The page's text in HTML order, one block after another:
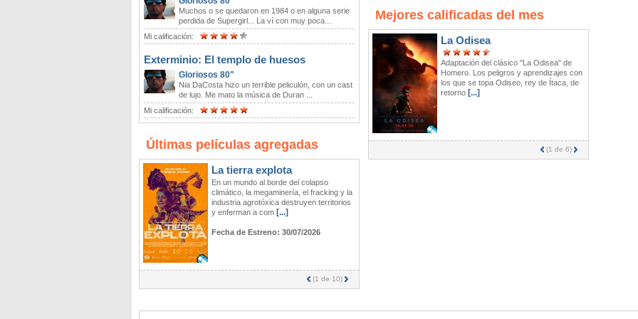
Muchos o se quedaron en 1984 o en alguna serie
perdida de Supergirl... La ví con muy poca...
Mi calificación:
Exterminio: El templo de huesos
Gloriosos 80"
Nia DaCosta hizo un terrible peliculón, con un cast
de lujo. Me mato la música de Duran ...
Mi calificación:
Últimas películas agregadas
La tierra explota
En un mundo al borde del colapso
climático, la megaminería, el fracking y la
industria agrotóxica destruyen territorios
y enferman a com[...]
Fecha de Estreno: 30/07/2026
(1 de 10)
Mejores calificadas del mes
La Odisea
Adaptación del clásico "La Odisea" de
Homero. Los peligros y aprendizajes con
los que se topa Odiseo, rey de Ítaca, de
retorno[...]
(1 de 6)